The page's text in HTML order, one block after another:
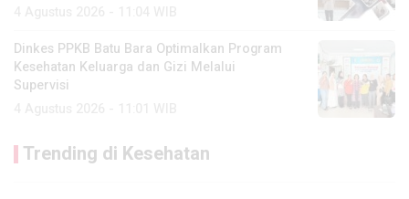
Dinkes PPKB Batu Bara Optimalkan Program
Kesehatan Keluarga dan Gizi Melalui
Supervisi
Trending di Kesehatan